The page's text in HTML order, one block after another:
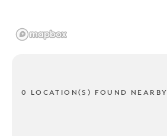
0 LOCATION(S) FOUND NEARBY